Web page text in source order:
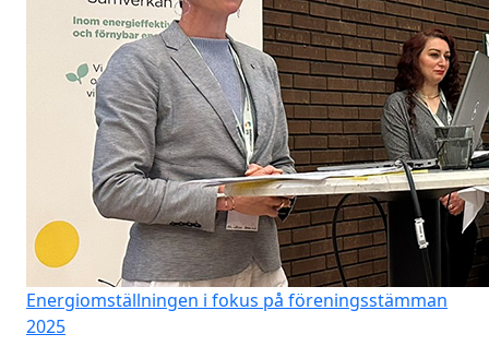
Energiomställningen i fokus på föreningsstämman
2025